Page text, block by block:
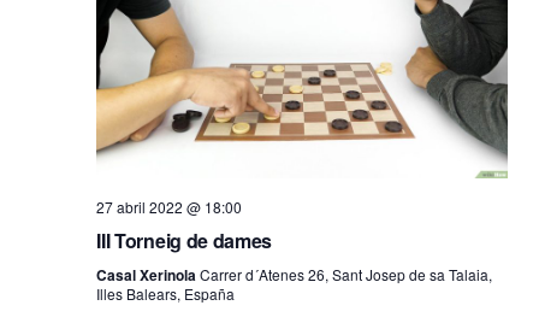
27 abril 2022 @ 18:00
III Torneig de dames
Casal XerinolaCarrer d´Atenes 26, Sant Josep de sa Talaia,
Illes Balears, España